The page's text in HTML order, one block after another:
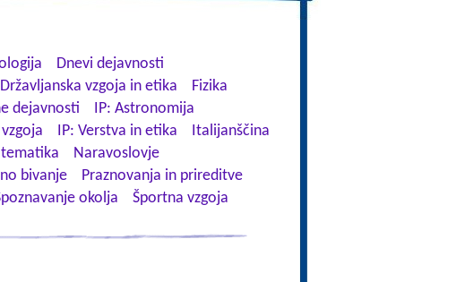
Dnevi dejavnosti
Državljanska vzgoja in etika
Fizika
dejavnosti
IP: Astronomija
IP: Verstva in etika
Italijanščina
Naravoslovje
bivanje
Praznovanja in prireditve
okolja
Športna vzgoja